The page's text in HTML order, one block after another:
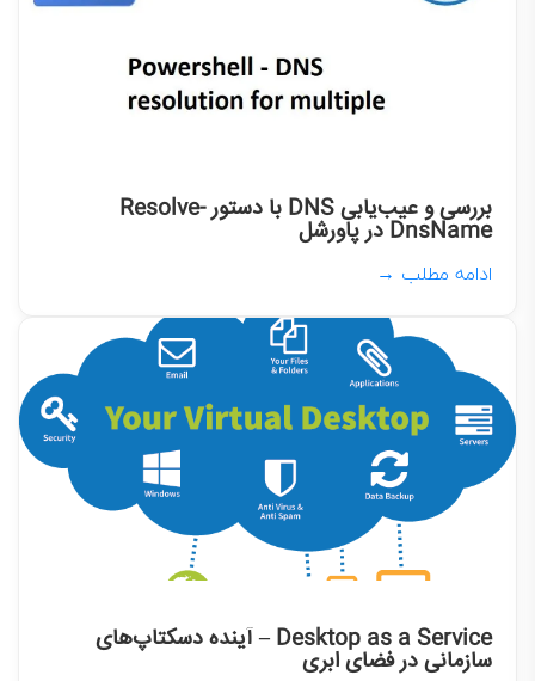
بررسی و عیب‌یابی DNS با دستور Resolve-
DnsName در پاورشل
ادامه مطلب →
Desktop as a Service – آینده دسکتاپ‌های
سازمانی در فضای ابری